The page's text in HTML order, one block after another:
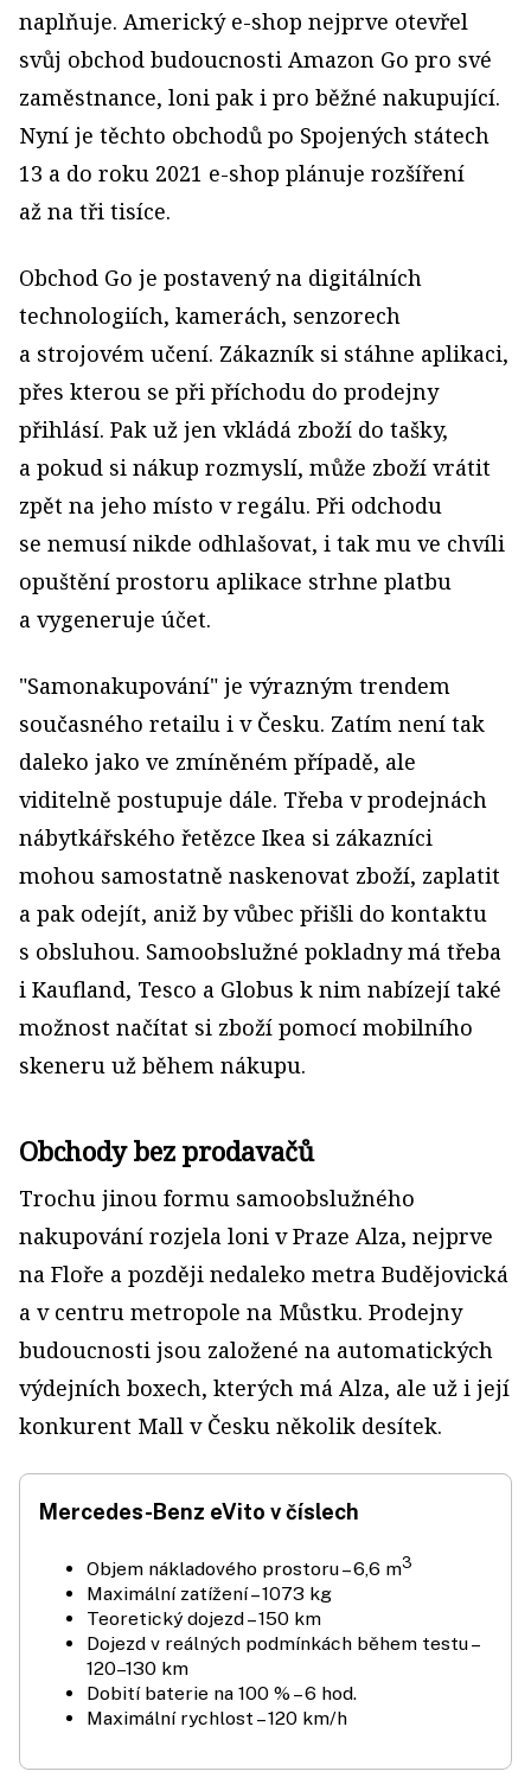
naplňuje. Americký e­-shop nejprve otevřel
svůj obchod budoucnosti Amazon Go pro své
zaměstnance, loni pak i pro běžné nakupující.
Nyní je těchto obchodů po Spojených státech
13 a do roku 2021 e­-shop plánuje rozšíření
až na tři tisíce.
Obchod Go je postavený na digitálních
technologiích, kamerách, senzorech
a strojovém učení. Zákazník si stáhne aplikaci,
přes kterou se při příchodu do prodejny
přihlásí. Pak už jen vkládá zboží do tašky,
a pokud si nákup rozmyslí, může zboží vrátit
zpět na jeho místo v regálu. Při odchodu
se nemusí nikde odhlašovat, i tak mu ve chvíli
opuštění prostoru aplikace strhne platbu
a vygeneruje účet.
"Samonakupování" je výrazným trendem
současného retailu i v Česku. Zatím není tak
daleko jako ve zmíněném případě, ale
viditelně postupuje dále. Třeba v prodejnách
nábytkářského řetězce Ikea si zákazníci
mohou samostatně naskenovat zboží, zaplatit
a pak odejít, aniž by vůbec přišli do kontaktu
s obsluhou. Samoobslužné pokladny má třeba
i Kaufland, Tesco a Globus k nim nabízejí také
možnost načítat si zboží pomocí mobilního
skeneru už během nákupu.
Obchody bez prodavačů
Trochu jinou formu samoobslužného
nakupování rozjela loni v Praze Alza, nejprve
na Floře a později nedaleko metra Budějovická
a v centru metropole na Můstku. Prodejny
budoucnosti jsou založené na automatických
výdejních boxech, kterých má Alza, ale už i její
konkurent Mall v Česku několik desítek.
Mercedes­-Benz eVito v číslech
Objem nákladového prostoru – 6,6 m3
Maximální zatížení – 1073 kg
Teoretický dojezd – 150 km
Dojezd v reálných podmínkách během testu –
120–130 km
Dobití baterie na 100 % – 6 hod.
Maximální rychlost – 120 km/h